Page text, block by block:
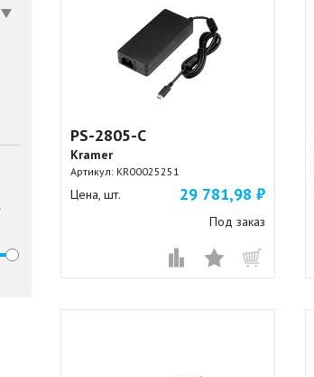
PS-2805-C
Kramer
Артикул: KR00025251
Цена, шт. 29 781,98 ₽
Под заказ